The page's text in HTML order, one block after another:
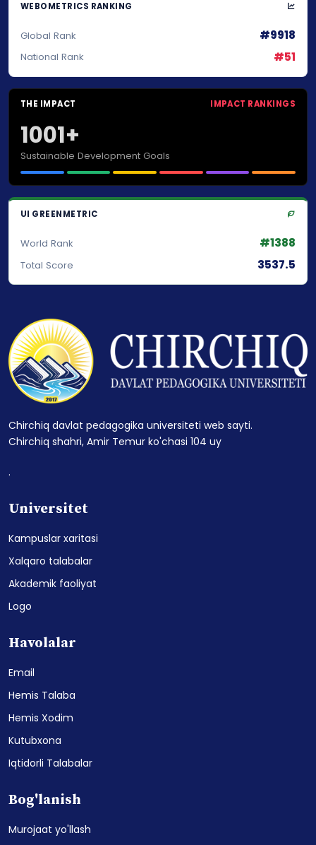
WEBOMETRICS RANKING
Global Rank #9918
National Rank #51
THE IMPACT IMPACT RANKINGS
1001+
Sustainable Development Goals
UI GREENMETRIC
World Rank #1388
Total Score 3537.5
Chirchiq davlat pedagogika universiteti web sayti.
Chirchiq shahri, Amir Temur ko'chasi 104 uy
.
Universitet
Kampuslar xaritasi
Xalqaro talabalar
Akademik faoliyat
Logo
Havolalar
Email
Hemis Talaba
Hemis Xodim
Kutubxona
Iqtidorli Talabalar
Bog'lanish
Murojaat yo'llash